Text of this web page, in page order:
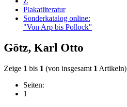
Plakatliteratur
Sonderkatalog online:
"Von Arp bis Pollock"
Götz, Karl Otto
Zeige 1 bis 1 (von insgesamt 1 Artikeln)
Seiten:
1